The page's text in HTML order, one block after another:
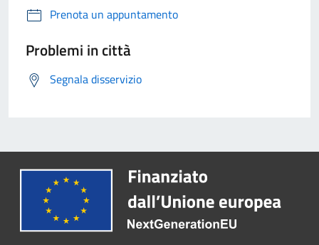
Prenota un appuntamento
Problemi in città
Segnala disservizio